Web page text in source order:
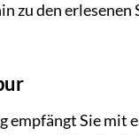
zu den
Sie mit